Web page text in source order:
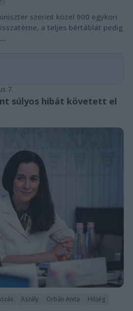
szerint közel 900 egykori
a teljes bértáblát pedig
7.
súlyos hibát követett el
Aszály Orbán Anita Hőség